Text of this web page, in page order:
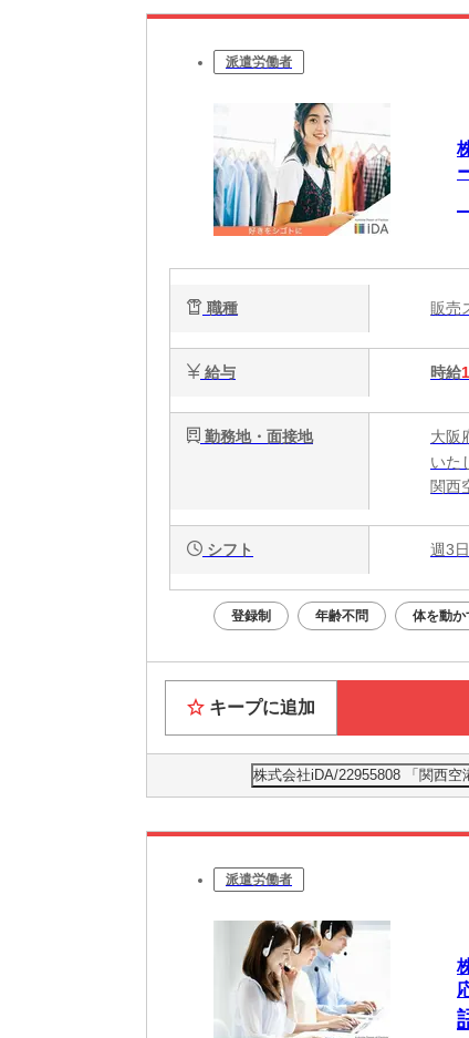
派遣労働者
職種 販売
給与 時給
勤務地・面接地
大阪
いた
関西
シフト 週3
登録制 年齢不問 体を動か
キープに追加
株式会社iDA/22955808 「関西
派遣労働者